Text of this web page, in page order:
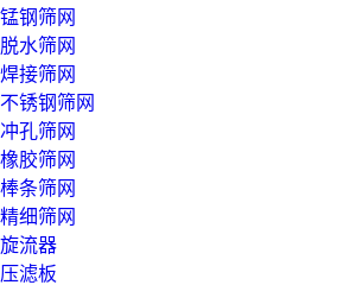
锰钢筛网
脱水筛网
焊接筛网
不锈钢筛网
冲孔筛网
橡胶筛网
棒条筛网
精细筛网
旋流器
压滤板